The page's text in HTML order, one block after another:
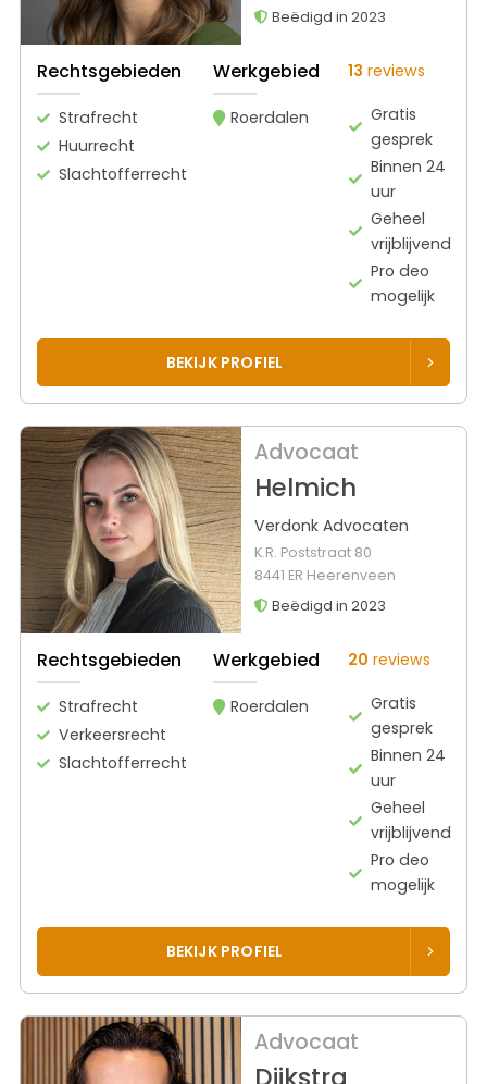
Beëdigd in 2023
Rechtsgebieden
Strafrecht
Huurrecht
Slachtofferrecht
Werkgebied
Roerdalen
13 reviews
Gratis
gesprek
Binnen 24
uur
Geheel
vrijblijvend
Pro deo
mogelijk
BEKIJK PROFIEL
Advocaat
Helmich
Verdonk Advocaten
K.R. Poststraat 80
8441 ER Heerenveen
Beëdigd in 2023
Rechtsgebieden
Strafrecht
Verkeersrecht
Slachtofferrecht
Werkgebied
Roerdalen
20 reviews
Gratis
gesprek
Binnen 24
uur
Geheel
vrijblijvend
Pro deo
mogelijk
BEKIJK PROFIEL
Advocaat
Dijkstra